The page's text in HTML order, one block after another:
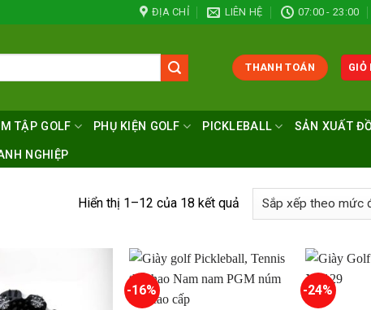
ĐỊA CHỈ LIÊN HỆ 07:00 - 23:00
THANH TOÁN GIỎ
TẬP GOLF PHỤ KIỆN GOLF PICKLEBALL SẢN XUẤT
NGHIỆP
Hiển thị 1–12 của 18 kết quảĐã
sắp
theo
mức
-16% -24%